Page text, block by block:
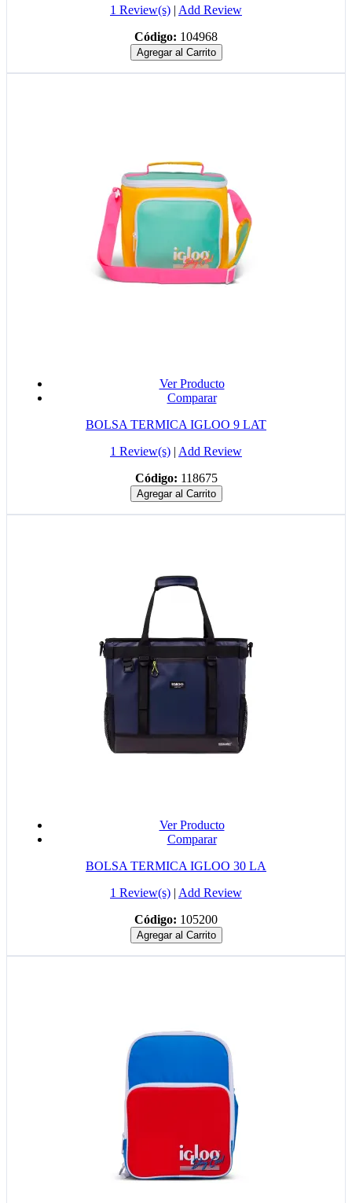
1 Review(s) | Add Review
Código: 104968
Agregar al Carrito
Ver Producto
Comparar
BOLSA TERMICA IGLOO 9 LAT
1 Review(s) | Add Review
Código: 118675
Agregar al Carrito
Ver Producto
Comparar
BOLSA TERMICA IGLOO 30 LA
1 Review(s) | Add Review
Código: 105200
Agregar al Carrito